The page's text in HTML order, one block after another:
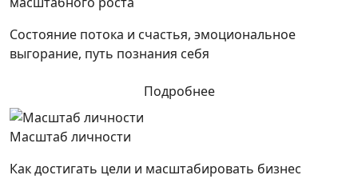
Состояние потока и счастья, эмоциональное
выгорание, путь познания себя
Подробнее
Масштаб личности
Как достигать цели и масштабировать бизнес